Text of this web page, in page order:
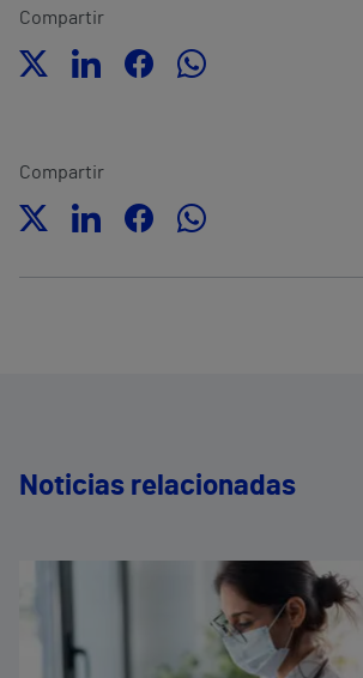
Compartir
Compartir
Noticias relacionadas